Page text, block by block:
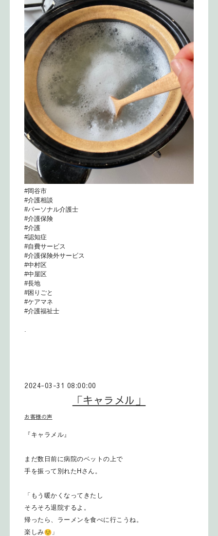
#岡谷市
#介護相談
#パーソナル介護士
#介護保険
#介護
#認知症
#自費サービス
#介護保険外サービス
#中村区
#中屋区
#長地
#困りごと
#ケアマネ
#介護福祉士
2024-03-31 08:00:00
「キャラメル」
お客様の声
『キャラメル』
まだ数日前に病院のベットの上で
手を振って別れたHさん。
「もう暖かくなってきたし
そろそろ退院するよ。
帰ったら、ラーメンを食べに行こうね。
楽しみ
」